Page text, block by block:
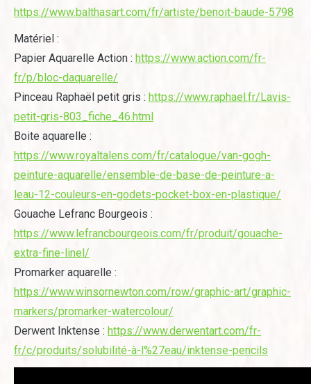
https://www.balthasart.com/fr/artiste/benoit-baude-5798
Matériel :
Papier Aquarelle Action : https://www.action.com/fr-
fr/p/bloc-daquarelle/
Pinceau Raphaël petit gris : https://www.raphael.fr/Lavis-
petit-gris-803_fiche_46.html
Boite aquarelle :
https://www.royaltalens.com/fr/catalogue/van-gogh-
peinture-aquarelle/ensemble-de-base-de-peinture-a-
leau-12-couleurs-en-godets-pocket-box-en-plastique/
Gouache Lefranc Bourgeois :
https://www.lefrancbourgeois.com/fr/produit/gouache-
extra-fine-linel/
Promarker aquarelle :
https://www.winsornewton.com/row/graphic-art/graphic-
markers/promarker-watercolour/
Derwent Inktense : https://www.derwentart.com/fr-
fr/c/produits/solubilité-à-l%27eau/inktense-pencils